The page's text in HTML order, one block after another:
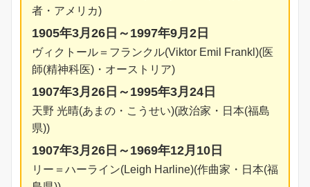
者・アメリカ)
1905年3月26日～1997年9月2日
ヴィクトール＝フランクル(Viktor Emil Frankl)(医
師(精神科医)・オーストリア)
1907年3月26日～1995年3月24日
天野 光晴(あまの・こうせい)(政治家・日本(福島
県))
1907年3月26日～1969年12月10日
リー＝ハーライン(Leigh Harline)(作曲家・日本(福